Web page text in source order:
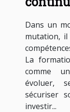
Dans un
mutation, il
La
comme
évoluer,
sécuriser
investir...